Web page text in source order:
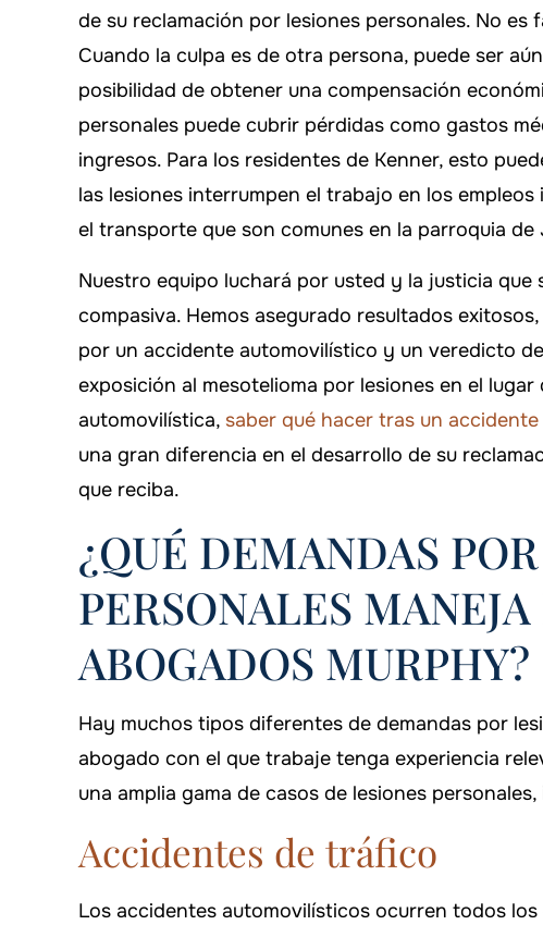
de su reclamación por lesiones personales. No
Cuando la culpa es de otra persona, puede ser
posibilidad de obtener una compensación
personales puede cubrir pérdidas como gastos
ingresos. Para los residentes de Kenner, esto
las lesiones interrumpen el trabajo en los
el transporte que son comunes en la parroquia de
Nuestro equipo luchará por usted y la justicia que
compasiva. Hemos asegurado resultados
por un accidente automovilístico y un veredicto
exposición al mesotelioma por lesiones en el
automovilística, saber qué hacer tras un
una gran diferencia en el desarrollo de su
que reciba.
¿QUÉ DEMANDAS
PERSONALES
ABOGADOS MURPHY?
Hay muchos tipos diferentes de demandas por
abogado con el que trabaje tenga experiencia
una amplia gama de casos de lesiones personales,
Accidentes de tráfico
Los accidentes automovilísticos ocurren todos
WHATLEY
caso.
-ARTHUR
$500,000
civil Responsabilidad